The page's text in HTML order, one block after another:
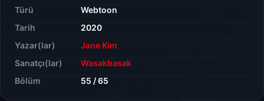
Türü
Webtoon
Tarih
2020
Yazar(lar)
Jane Kim
Sanatçı(lar)
Wasakbasak
Bölüm
55 / 65